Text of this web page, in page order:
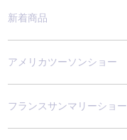
新着商品
アメリカツーソンショー
フランスサンマリーショー